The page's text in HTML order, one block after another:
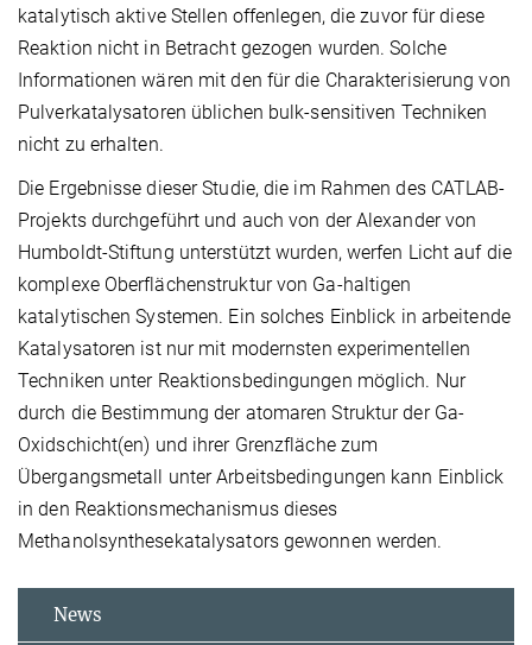
katalytisch aktive Stellen offenlegen, die zuvor für diese
Reaktion nicht in Betracht gezogen wurden. Solche
Informationen wären mit den für die Charakterisierung von
Pulverkatalysatoren üblichen bulk-sensitiven Techniken
nicht zu erhalten.
Die Ergebnisse dieser Studie, die im Rahmen des CATLAB-
Projekts durchgeführt und auch von der Alexander von
Humboldt-Stiftung unterstützt wurden, werfen Licht auf die
komplexe Oberflächenstruktur von Ga-haltigen
katalytischen Systemen. Ein solches Einblick in arbeitende
Katalysatoren ist nur mit modernsten experimentellen
Techniken unter Reaktionsbedingungen möglich. Nur
durch die Bestimmung der atomaren Struktur der Ga-
Oxidschicht(en) und ihrer Grenzfläche zum
Übergangsmetall unter Arbeitsbedingungen kann Einblick
in den Reaktionsmechanismus dieses
Methanolsynthesekatalysators gewonnen werden.
News